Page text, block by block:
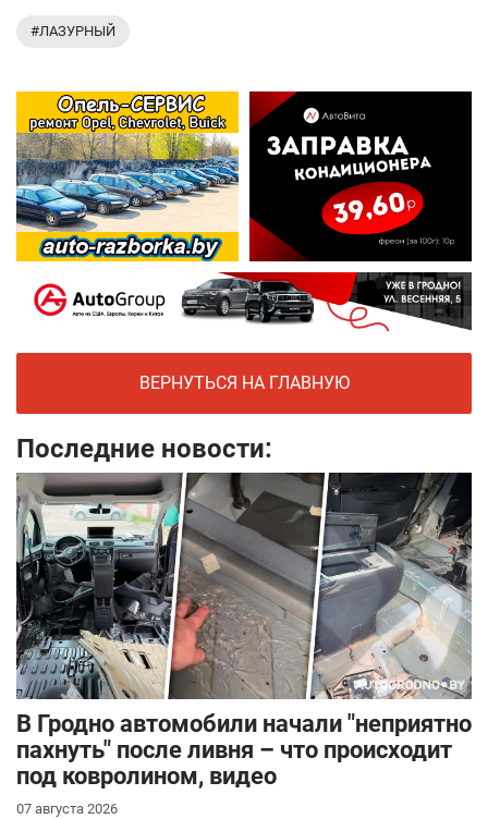
#ЛАЗУРНЫЙ
ВЕРНУТЬСЯ НА ГЛАВНУЮ
Последние новости:
В Гродно автомобили начали "неприятно
пахнуть" после ливня – что происходит
под ковролином, видео
07 августа 2026